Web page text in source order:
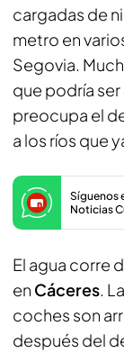
cargadas de
metro en
Segovia.
que podría ser
preocupa el
a los ríos que
Síguenos
Noticias
El agua corre
en Cáceres.
coches son
después del